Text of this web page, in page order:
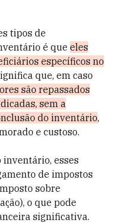
tipos de
é que eles
específicos no
que, em caso
são repassados
sem a
do inventário,
e custoso.
inventário, esses
de impostos
sobre
o que pode
significativa.